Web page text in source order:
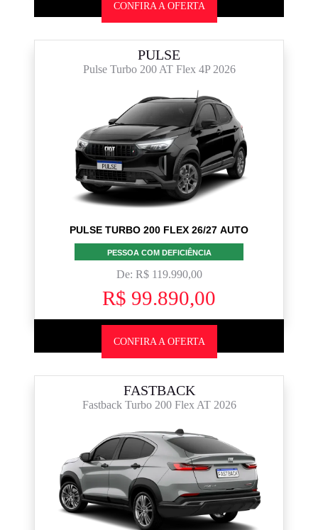
CONFIRA A OFERTA
PULSE
Pulse Turbo 200 AT Flex 4P 2026
PULSE TURBO 200 FLEX 26/27 AUTO
PESSOA COM DEFICIÊNCIA
De: R$ 119.990,00
R$ 99.890,00
CONFIRA A OFERTA
FASTBACK
Fastback Turbo 200 Flex AT 2026